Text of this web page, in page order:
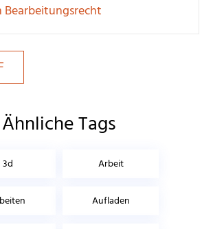
Ähnliche Tags
3d Arbeit
Aufladen